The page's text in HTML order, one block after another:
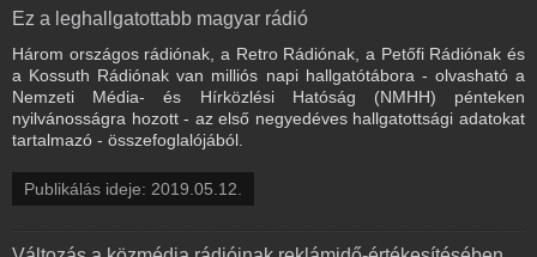
Ez a leghallgatottabb magyar rádió
Három országos rádiónak, a Retro Rádiónak, a Petőfi Rádiónak és
a Kossuth Rádiónak van milliós napi hallgatótábora - olvasható a
Nemzeti Média- és Hírközlési Hatóság (NMHH) pénteken
nyilvánosságra hozott - az első negyedéves hallgatottsági adatokat
tartalmazó - összefoglalójából.
Publikálás ideje: 2019.05.12.